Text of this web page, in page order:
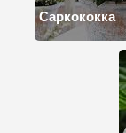
Саркококка